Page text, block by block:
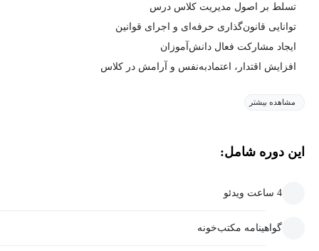
تسلط بر اصول مدیریت کلاس درس
توانایی قانون‌گذاری حرفه‌ای و اجرای قوانین
ایجاد مشارکت فعال دانش‌آموزان
افزایش اقتدار، اعتمادبه‌نفس و آرامش در کلاس
مشاهده بیشتر
این دوره شامل:
4 ساعت ویدئو
گواهینامه مکتب‌خونه